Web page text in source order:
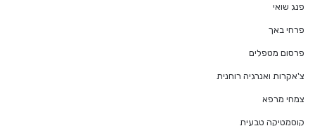
פנג שואי
פרחי באך
פרסום מטפלים
צ'אקרות ואנרגיה רוחנית
צמחי מרפא
קוסמטיקה טבעית